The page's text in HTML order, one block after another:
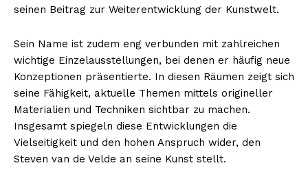
seinen Beitrag zur Weiterentwicklung der Kunstwelt.
Sein Name ist zudem eng verbunden mit zahlreichen
wichtige Einzelausstellungen, bei denen er häufig neue
Konzeptionen präsentierte. In diesen Räumen zeigt sich
seine Fähigkeit, aktuelle Themen mittels origineller
Materialien und Techniken sichtbar zu machen.
Insgesamt spiegeln diese Entwicklungen die
Vielseitigkeit und den hohen Anspruch wider, den
Steven van de Velde an seine Kunst stellt.